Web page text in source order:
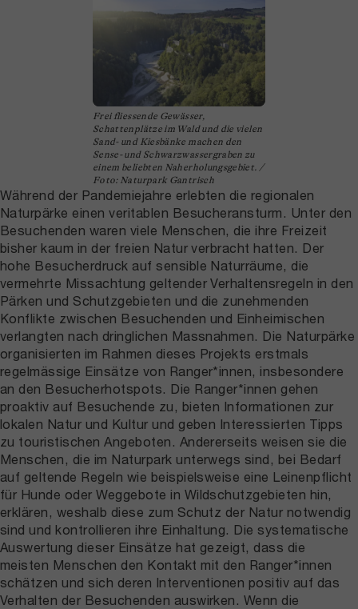
Frei fliessende Gewässer,
Schattenplätze im Wald und die vielen
Sand- und Kiesbänke machen den
Sense- und Schwarzwassergraben zu
einem beliebten Naherholungsgebiet. /
Foto: Naturpark Gantrisch
Während der Pandemiejahre erlebten die regionalen
Naturpärke einen veritablen Besucheransturm. Unter den
Besuchenden waren viele Menschen, die ihre Freizeit
bisher kaum in der freien Natur verbracht hatten. Der
hohe Besucherdruck auf sensible Naturräume, die
vermehrte Missachtung geltender Verhaltensregeln in den
Pärken und Schutzgebieten und die zunehmenden
Konflikte zwischen Besuchenden und Einheimischen
verlangten nach dringlichen Massnahmen. Die Naturpärke
organisierten im Rahmen dieses Projekts erstmals
regelmässige Einsätze von Ranger*innen, insbesondere
an den Besucherhotspots. Die Ranger*innen gehen
proaktiv auf Besuchende zu, bieten Informationen zur
lokalen Natur und Kultur und geben Interessierten Tipps
zu touristischen Angeboten. Andererseits weisen sie die
Menschen, die im Naturpark unterwegs sind, bei Bedarf
auf geltende Regeln wie beispielsweise eine Leinenpflicht
für Hunde oder Weggebote in Wildschutzgebieten hin,
erklären, weshalb diese zum Schutz der Natur notwendig
sind und kontrollieren ihre Einhaltung. Die systematische
Auswertung dieser Einsätze hat gezeigt, dass die
meisten Menschen den Kontakt mit den Ranger*innen
schätzen und sich deren Interventionen positiv auf das
Verhalten der Besuchenden auswirken. Wenn die